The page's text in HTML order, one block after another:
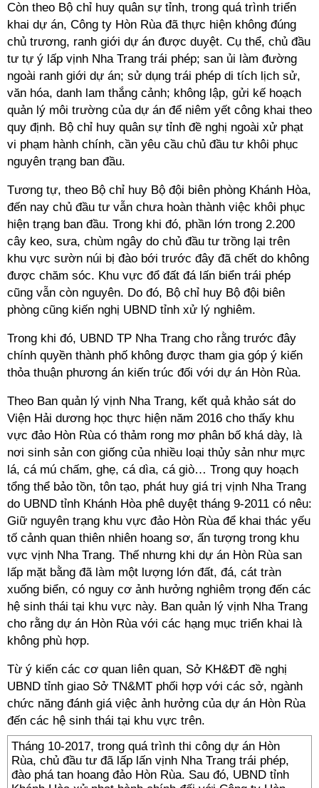
Còn theo Bộ chỉ huy quân sự tỉnh, trong quá trình triển
khai dự án, Công ty Hòn Rùa đã thực hiện không đúng
chủ trương, ranh giới dự án được duyệt. Cụ thể, chủ đầu
tư tự ý lấp vịnh Nha Trang trái phép; san ủi làm đường
ngoài ranh giới dự án; sử dụng trái phép di tích lịch sử,
văn hóa, danh lam thắng cảnh; không lập, gửi kế hoạch
quản lý môi trường của dự án để niêm yết công khai theo
quy định. Bộ chỉ huy quân sự tỉnh đề nghị ngoài xử phạt
vi phạm hành chính, cần yêu cầu chủ đầu tư khôi phục
nguyên trạng ban đầu.
Tương tự, theo Bộ chỉ huy Bộ đội biên phòng Khánh Hòa,
đến nay chủ đầu tư vẫn chưa hoàn thành việc khôi phục
hiện trạng ban đầu. Trong khi đó, phần lớn trong 2.200
cây keo, sưa, chùm ngây do chủ đầu tư trồng lại trên
khu vực sườn núi bị đào bới trước đây đã chết do không
được chăm sóc. Khu vực đổ đất đá lấn biển trái phép
cũng vẫn còn nguyên. Do đó, Bộ chỉ huy Bộ đội biên
phòng cũng kiến nghị UBND tỉnh xử lý nghiêm.
Trong khi đó, UBND TP Nha Trang cho rằng trước đây
chính quyền thành phố không được tham gia góp ý kiến
thỏa thuận phương án kiến trúc đối với dự án Hòn Rùa.
Theo Ban quản lý vịnh Nha Trang, kết quả khảo sát do
Viện Hải dương học thực hiện năm 2016 cho thấy khu
vực đảo Hòn Rùa có thảm rong mơ phân bố khá dày, là
nơi sinh sản con giống của nhiều loại thủy sản như mực
lá, cá mú chấm, ghẹ, cá dìa, cá giò… Trong quy hoạch
tổng thể bảo tồn, tôn tạo, phát huy giá trị vịnh Nha Trang
do UBND tỉnh Khánh Hòa phê duyệt tháng 9-2011 có nêu:
Giữ nguyên trạng khu vực đảo Hòn Rùa để khai thác yếu
tố cảnh quan thiên nhiên hoang sơ, ấn tượng trong khu
vực vịnh Nha Trang. Thế nhưng khi dự án Hòn Rùa san
lấp mặt bằng đã làm một lượng lớn đất, đá, cát tràn
xuống biển, có nguy cơ ảnh hưởng nghiêm trọng đến các
hệ sinh thái tại khu vực này. Ban quản lý vịnh Nha Trang
cho rằng dự án Hòn Rùa với các hạng mục triển khai là
không phù hợp.
Từ ý kiến các cơ quan liên quan, Sở KH&ĐT đề nghị
UBND tỉnh giao Sở TN&MT phối hợp với các sở, ngành
chức năng đánh giá việc ảnh hưởng của dự án Hòn Rùa
đến các hệ sinh thái tại khu vực trên.
Tháng 10-2017, trong quá trình thi công dự án Hòn
Rùa, chủ đầu tư đã lấp lấn vịnh Nha Trang trái phép,
đào phá tan hoang đảo Hòn Rùa. Sau đó, UBND tỉnh